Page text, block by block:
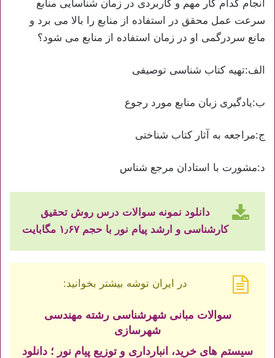
انجام کدام کار مهم و کاربردی در زمان شناسایی منابع
سرعت عمل محقق در استفاده از منابع را بالا می برد و
مانع سردرگمی او در زمان استفاده از منابع می شود؟
الف:تهیه کتاب شناسی توصیفی
ب:یادگیری زبان منابع مورد رجوع
ج:مراجعه به آثار کتاب شناختی
د:مشورت با استادان مرجع شناس
دانلود نمونه سوالات درس روش تحقیق
کارشناسی و ارشد پیام نور با حجم ۱٫۶۷ مگابایت
در ایران توشه بیشتر بخوانید:
سوالات مبانی شهرشناسی رشته مهندسی
شهرسازی
سیستم های خرید، انبارداری و توزیع پیام نور ؛ دانلود